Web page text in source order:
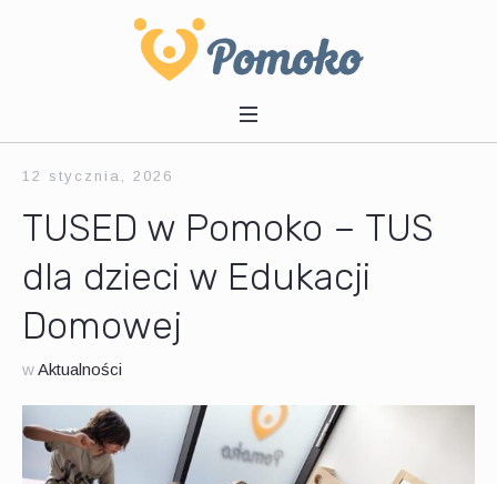
12 stycznia, 2026
TUSED w Pomoko – TUS
dla dzieci w Edukacji
Domowej
wAktualności